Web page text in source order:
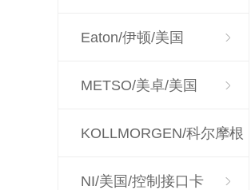
威
Eaton/伊顿/美国
METSO/美卓/美国
KOLLMORGEN/科尔摩根
NI/美国/控制接口卡